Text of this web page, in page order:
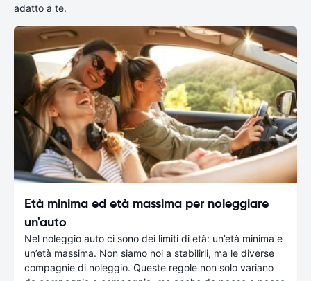
adatto a te.
Età minima ed età massima per noleggiare
un'auto
Nel noleggio auto ci sono dei limiti di età: un’età minima e
un’età massima. Non siamo noi a stabilirli, ma le diverse
compagnie di noleggio. Queste regole non solo variano